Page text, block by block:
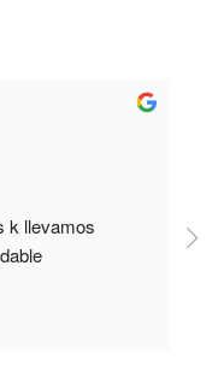
k llevamos